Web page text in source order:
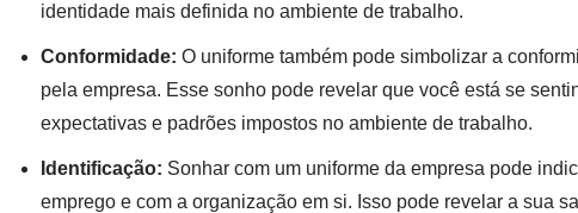
identidade mais definida no ambiente de trabalho.
Conformidade: O uniforme também pode simbolizar a
pela empresa. Esse sonho pode revelar que você está se
expectativas e padrões impostos no ambiente de trabalho.
Identificação: Sonhar com um uniforme da empresa pode
emprego e com a organização em si. Isso pode revelar a sua